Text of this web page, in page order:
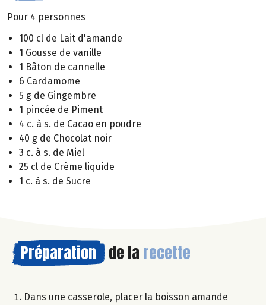
Pour 4 personnes
100 cl de Lait d'amande
1 Gousse de vanille
1 Bâton de cannelle
6 Cardamome
5 g de Gingembre
1 pincée de Piment
4 c. à s. de Cacao en poudre
40 g de Chocolat noir
3 c. à s. de Miel
25 cl de Crème liquide
1 c. à s. de Sucre
Préparation de la recette
Dans une casserole, placer la boisson amande